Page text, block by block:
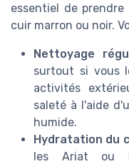
essentiel de
cuir marron ou noir.
Nettoyage
surtout si vous
activités
saleté à l'aide
humide.
Hydratation du
les Ariat ou